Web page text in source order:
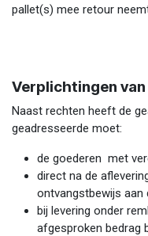
pallet(s) mee retour
Verplichtingen
Naast rechten heeft de
geadresseerde moet:
de goederen met
direct na de
ontvangstbewijs aan
bij levering onder
afgesproken bedrag